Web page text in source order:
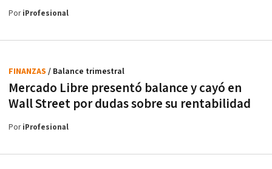
PoriProfesional
Mercado Libre presentó balance y cayó en
Wall Street por dudas sobre su rentabilidad
FINANZAS / Balance trimestral
PoriProfesional